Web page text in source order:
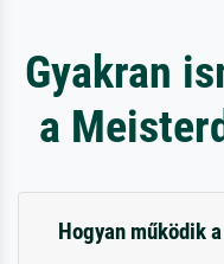
Gyakran
a
Hogyan működik